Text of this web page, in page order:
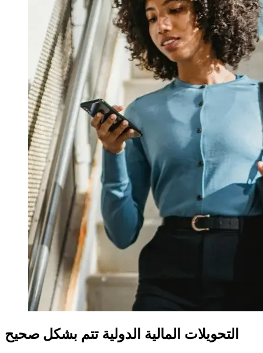
التحويلات المالية الدولية تتم بشكل صحيح